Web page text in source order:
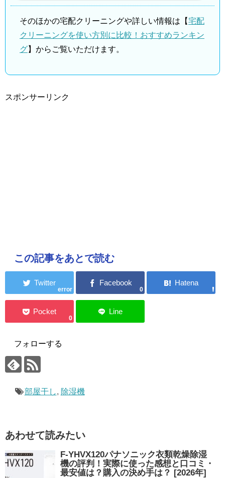
そのほかの宅配クリーニングや詳しい情報は【宅配
クリーニングを使い方別に比較！おすすめランキン
グ】からご覧いただけます。
スポンサーリンク
この記事をあとで読む
error 0
0
フォローする
部屋干し, 除湿機
あわせて読みたい
F-YHVX120パナソニック衣類乾燥除湿
機の評判！実際に使った感想と口コミ・
最安値は？購入の決め手は？ [2026年]